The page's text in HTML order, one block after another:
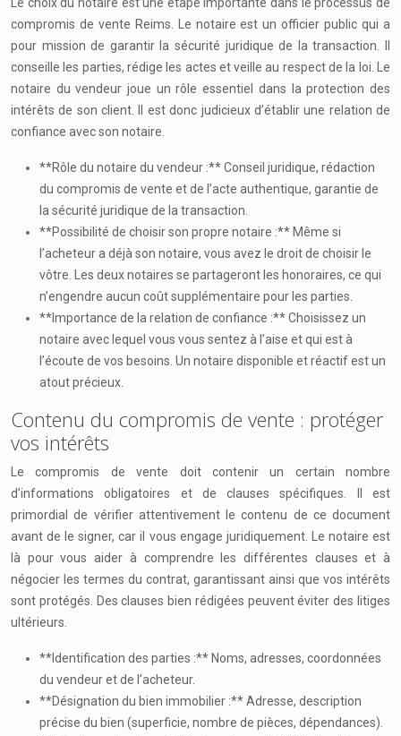
compromis de vente Reims. Le notaire est un officier public qui a
pour mission de garantir la sécurité juridique de la transaction. Il
conseille les parties, rédige les actes et veille au respect de la loi. Le
notaire du vendeur joue un rôle essentiel dans la protection des
intérêts de son client. Il est donc judicieux d’établir une relation de
confiance avec son notaire.
**Rôle du notaire du vendeur :** Conseil juridique, rédaction
du compromis de vente et de l’acte authentique, garantie de
la sécurité juridique de la transaction.
**Possibilité de choisir son propre notaire :** Même si
l’acheteur a déjà son notaire, vous avez le droit de choisir le
vôtre. Les deux notaires se partageront les honoraires, ce qui
n’engendre aucun coût supplémentaire pour les parties.
**Importance de la relation de confiance :** Choisissez un
notaire avec lequel vous vous sentez à l’aise et qui est à
l’écoute de vos besoins. Un notaire disponible et réactif est un
atout précieux.
Contenu du compromis de vente : protéger
vos intérêts
Le compromis de vente doit contenir un certain nombre
d’informations obligatoires et de clauses spécifiques. Il est
primordial de vérifier attentivement le contenu de ce document
avant de le signer, car il vous engage juridiquement. Le notaire est
là pour vous aider à comprendre les différentes clauses et à
négocier les termes du contrat, garantissant ainsi que vos intérêts
sont protégés. Des clauses bien rédigées peuvent éviter des litiges
ultérieurs.
**Identification des parties :** Noms, adresses, coordonnées
du vendeur et de l’acheteur.
**Désignation du bien immobilier :** Adresse, description
précise du bien (superficie, nombre de pièces, dépendances).